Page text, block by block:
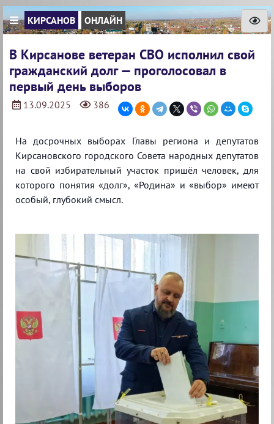
КИРСАНОВ ОНЛАЙН
В Кирсанове ветеран СВО исполнил свой
гражданский долг — проголосовал в
первый день выборов
13.09.2025 386
На досрочных выборах Главы региона и депутатов
Кирсановского городского Совета народных депутатов
на свой избирательный участок пришёл человек, для
которого понятия «долг», «Родина» и «выбор» имеют
особый, глубокий смысл.